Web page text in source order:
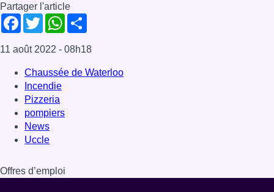
Partager l'article
Facebook
TwitterWhatsApp
11 août 2022 - 08h18
Chaussée de Waterloo
Incendie
Pizzeria
pompiers
News
Uccle
Offres d’emploi